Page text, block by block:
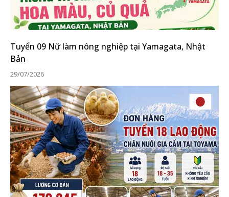
Tuyển 09 Nữ làm nông nghiệp tại Yamagata, Nhật
Bản
29/07/2026